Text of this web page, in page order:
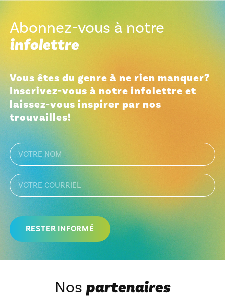
Abonnez-vous à notre
infolettre
Vous êtes du genre à ne rien manquer?
Inscrivez-vous à notre infolettre et
laissez-vous inspirer par nos
trouvailles!
Nos partenaires